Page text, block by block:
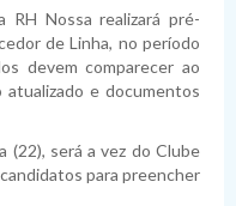
- SIC
RH Nossa realizará pré-
de Linha, no período
devem comparecer ao
atualizado e documentos
(22), será a vez do Clube
para preencher